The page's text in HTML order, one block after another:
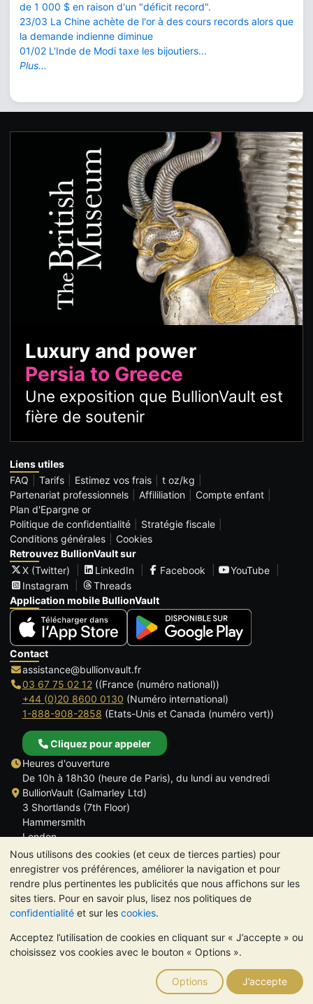
Nous utilisons des cookies (et ceux de tierces parties) pour
enregistrer vos préférences, améliorer la navigation et pour
rendre plus pertinentes les publicités que nous affichons sur les
sites tiers. Pour en savoir plus, lisez nos politiques de
confidentialité et sur les cookies.
Acceptez l’utilisation de cookies en cliquant sur « J’accepte » ou
choisissez vos cookies avec le bouton « Options ».
Options J’accepte
de 1 000 $ en raison d'un "déficit record".
23/03 La Chine achète de l'or à des cours records alors que
la demande indienne diminue
01/02 L'Inde de Modi taxe les bijoutiers...
Plus...
Luxury and power
Persia to Greece
Une exposition que BullionVault est
fière de soutenir
Liens utiles
FAQ
Tarifs Estimez vos frais
t oz/kg
Partenariat professionnels
Affililiation
Compte enfant
Plan d'Epargne or
Politique de confidentialité
Stratégie fiscale
Conditions générales
Cookies
Retrouvez BullionVault sur
X (Twitter)
LinkedIn Facebook
YouTube
Instagram
Threads
Application mobile BullionVault
Contact
assistance@bullionvault.fr
03 67 75 02 12((France (numéro national))
+44 (0)20 8600 0130 (Numéro international)
1-888-908-2858 (Etats-Unis et Canada (numéro vert))
Cliquez pour appeler
Heures d'ouverture
De 10h à 18h30 (heure de Paris), du lundi au vendredi
BullionVault (Galmarley Ltd)
3 Shortlands (7th Floor)
Hammersmith
London
W6 8DA
ROYAUME UNI
TrustScore 4.6 | 534 avis
VEUILLEZ NOTER: La valeur des métaux précieux peut aussi
bien baisser qu'augmenter. Les tendances historiques ne
garantissent pas l'évolution future des cours. Rien sur les sites
Internet de BullionVault ou dans ses communications ne